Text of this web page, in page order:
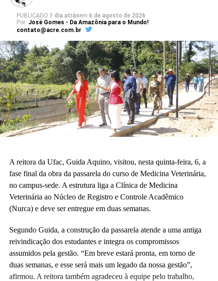
projeto arquitetônico às necessidades da educação básica. “Para
nós o sonho já está acontecendo. Quando enxergamos que a
construção existe, é uma construção adequada à nossa realidade
da educação básica.”
A vice-diretora do CAp, Alessandra Perez Lima, destacou a
relevância do novo espaço para a rotina pedagógica e acadêmica.
“Muito em breve vamos deixar de ser nômades e teremos o
nosso lugar. Eu olho para cada espaço aqui e já vejo essas
crianças correndo e sendo felizes.”
Também participaram da cerimônia o pró-reitor de Planejamento,
prefeito do campus, Artesson Cruz; além de professores, técnico-
administrativos, estudantes e representantes da construtora
responsável pela obra.
(Fhagner Soares, estagiário Ascom/Ufac)
Leia Mais: UFAC
PUBLICADO 1 dia atrásem 6 de agosto de 2026
Por: José Gomes - Da Amazônia para o Mundo!
contato@acre.com.br
A reitora da Ufac, Guida Aquino, visitou, nesta quinta-feira, 6, a
fase final da obra da passarela do curso de Medicina Veterinária,
no campus-sede. A estrutura liga a Clínica de Medicina
Veterinária ao Núcleo de Registro e Controle Acadêmico
(Nurca) e deve ser entregue em duas semanas.
Segundo Guida, a construção da passarela atende a uma antiga
reivindicação dos estudantes e integra os compromissos
assumidos pela gestão. “Em breve estará pronta, em torno de
duas semanas, e esse será mais um legado da nossa gestão”,
afirmou. A reitora também agradeceu à equipe pelo trabalho,